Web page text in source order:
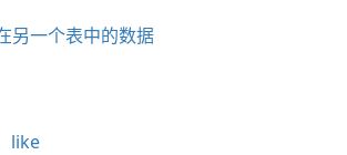
另一个表中的数据
like